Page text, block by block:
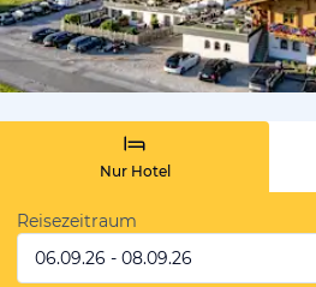
Nur Hotel
Reisezeitraum
06.09.26 - 08.09.26